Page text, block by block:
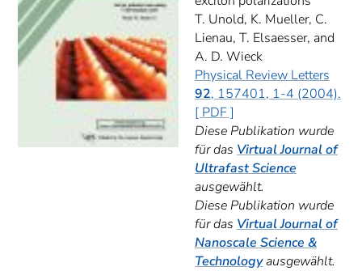
T. Unold, K. Mueller, C.
Lienau, T. Elsaesser, and
A. D. Wieck
Physical Review Letters
92, 157401, 1-4 (2004).
[ PDF ]
Diese Publikation wurde
für das Virtual Journal of
Ultrafast Science
ausgewählt.
Diese Publikation wurde
für das Virtual Journal of
Nanoscale Science &
Technologyausgewählt.